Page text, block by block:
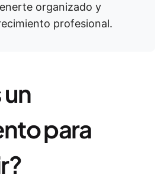
organizado y
profesional.
para